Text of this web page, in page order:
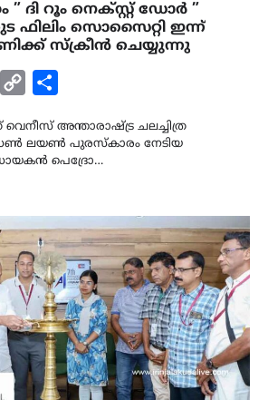
” ദി റൂം നെക്സ്റ്റ് ഡോർ ”
ഫിലിം സൊസൈറ്റി ഇന്ന്
സ്ക്രീൻ ചെയ്യുന്നു
TwitterCopy
വെനീസ് അന്താരാഷ്ട്ര ചലച്ചിത്ര
ലയൺ പുരസ്കാരം നേടിയ
പെദ്രോ…